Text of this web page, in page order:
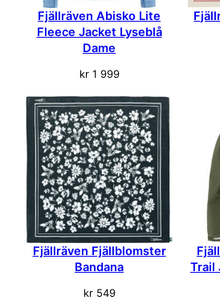
Fjällräven Abisko Lite
Fleece Jacket Lyseblå
Dame
kr1 999
Fjällräven Fjällblomster
Bandana
kr549
Trail